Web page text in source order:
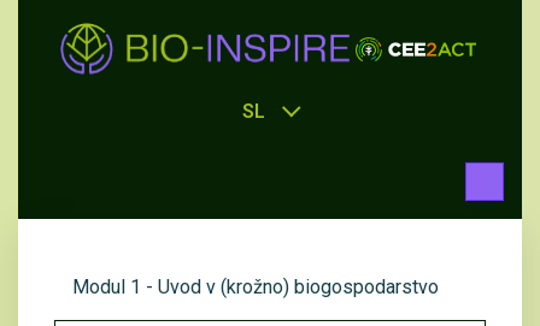
SL
Modul 1 - Uvod v (krožno) biogospodarstvo